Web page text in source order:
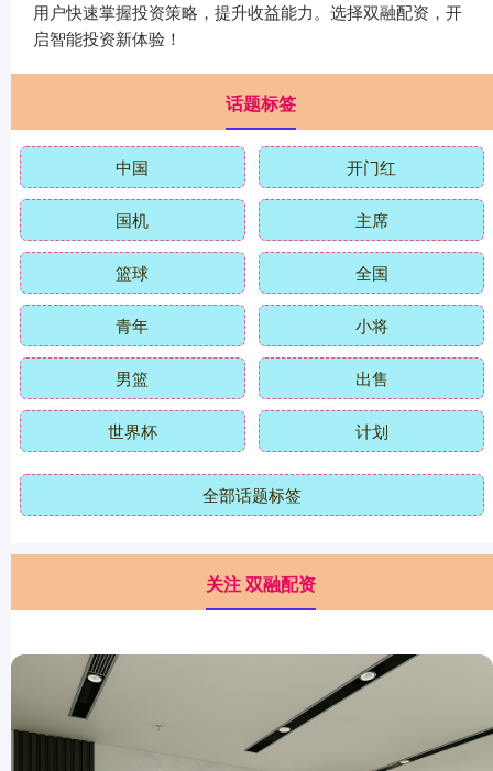
用户快速掌握投资策略，提升收益能力。选择双融配资，开
启智能投资新体验！
话题标签
中国 开门红
国机 主席
篮球 全国
青年 小将
男篮 出售
世界杯 计划
全部话题标签
关注 双融配资